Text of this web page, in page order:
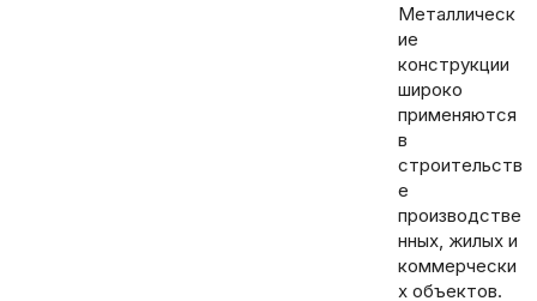
Металлическ
ие
конструкции
широко
применяются
в
строительств
е
производстве
нных, жилых и
коммерчески
х объектов.